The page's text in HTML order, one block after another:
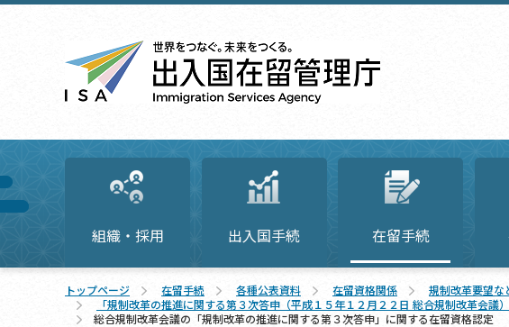
組織・採用 出入国手続 在留手続
トップページ 在留手続 各種公表資料 在留資格関係
規制改革要望な
「規制改革の推進に関する第３次答申（平成１５年１２月２２日 総合規制改革会
総合規制改革会議の「規制改革の推進に関する第３次答申」に関する在留資格認定